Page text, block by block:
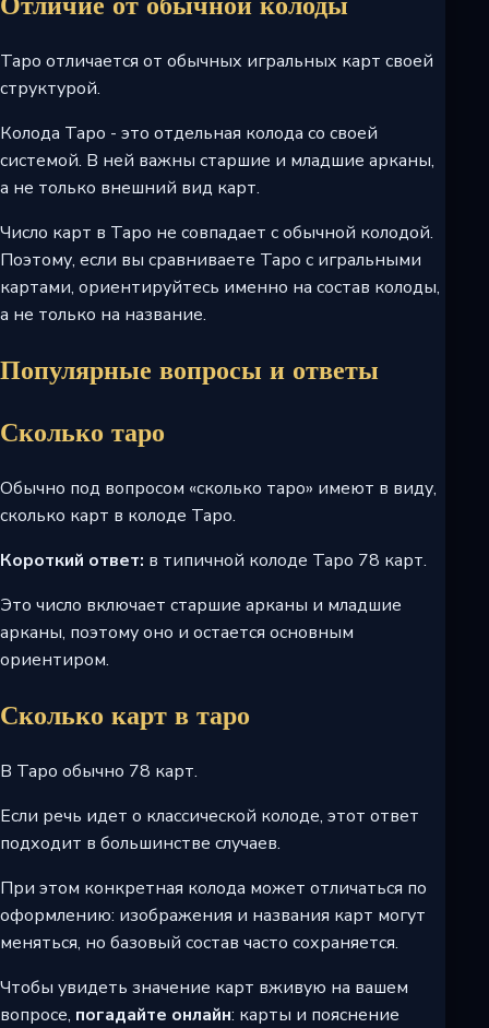
Таро отличается от обычных игральных карт своей
структурой.
Колода Таро - это отдельная колода со своей
системой. В ней важны старшие и младшие арканы,
а не только внешний вид карт.
Число карт в Таро не совпадает с обычной колодой.
Поэтому, если вы сравниваете Таро с игральными
картами, ориентируйтесь именно на состав колоды,
а не только на название.
Популярные вопросы и ответы
Сколько таро
Обычно под вопросом «сколько таро» имеют в виду,
сколько карт в колоде Таро.
Короткий ответ: в типичной колоде Таро 78 карт.
Это число включает старшие арканы и младшие
арканы, поэтому оно и остается основным
ориентиром.
Сколько карт в таро
В Таро обычно 78 карт.
Если речь идет о классической колоде, этот ответ
подходит в большинстве случаев.
При этом конкретная колода может отличаться по
оформлению: изображения и названия карт могут
меняться, но базовый состав часто сохраняется.
Чтобы увидеть значение карт вживую на вашем
вопросе, погадайте онлайн: карты и пояснение